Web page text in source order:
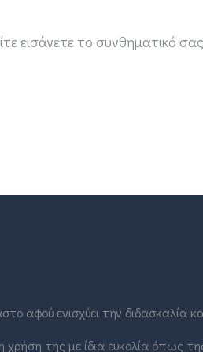
εισάγετε το συνθηματικό
αφού ενισχύει την διδασκαλία
της με ίδια ευκολία όπως